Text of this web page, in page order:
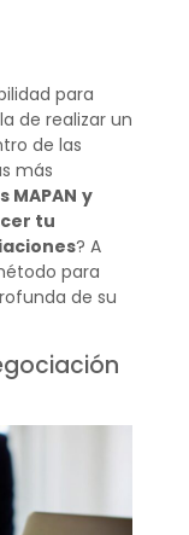
para
de realizar un
de las
más
MAPAN y
tu
? A
para
de su